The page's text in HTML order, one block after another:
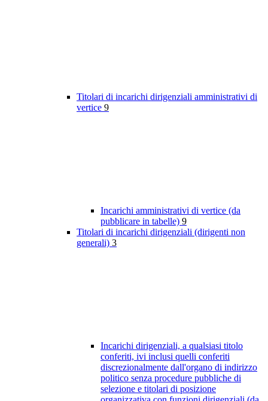
Titolari di incarichi dirigenziali amministrativi di
vertice 9
Incarichi amministrativi di vertice (da
pubblicare in tabelle) 9
Titolari di incarichi dirigenziali (dirigenti non
generali) 3
Incarichi dirigenziali, a qualsiasi titolo
conferiti, ivi inclusi quelli conferiti
discrezionalmente dall'organo di indirizzo
politico senza procedure pubbliche di
selezione e titolari di posizione